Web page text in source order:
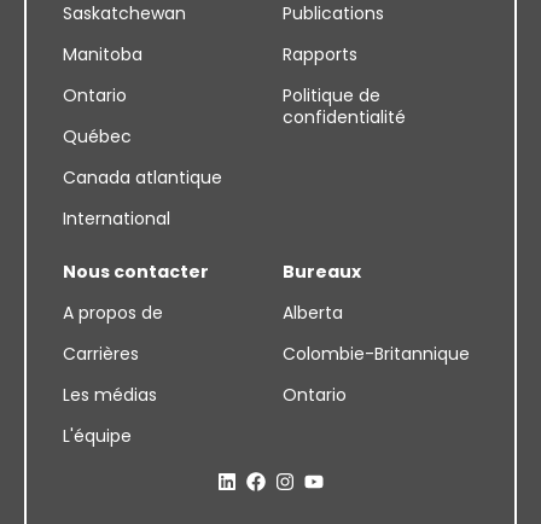
Saskatchewan
Manitoba
Ontario
Québec
Canada atlantique
International
Publications
Rapports
Politique de
confidentialité
Nous contacter
A propos de
Carrières
Les médias
L'équipe
Bureaux
Alberta
Colombie-Britannique
Ontario